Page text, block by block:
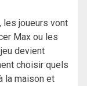
les joueurs vont
Max ou les
devient
choisir quels
la maison et